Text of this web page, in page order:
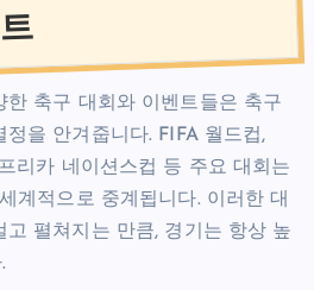
한 축구 대회와 이벤트들은 축구
을 안겨줍니다. FIFA 월드컵,
리카 네이션스컵 등 주요 대회는
계적으로 중계됩니다. 이러한 대
펼쳐지는 만큼, 경기는 항상 높